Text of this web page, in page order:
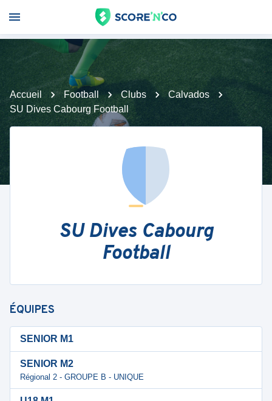
Accueil Football Clubs
Calvados
SU Dives Cabourg Football
SU Dives Cabourg
Football
ÉQUIPES
SENIOR M1
SENIOR M2
Régional 2 - GROUPE B - UNIQUE